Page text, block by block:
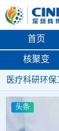
首页
核聚变
医疗科研环保